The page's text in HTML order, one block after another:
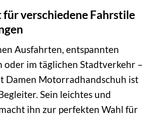
verschiedene Fahrstile
Ausfahrten, entspannten
oder im täglichen Stadtverkehr –
Damen Motorradhandschuh ist
Sein leichtes und
ihn zur perfekten Wahl für